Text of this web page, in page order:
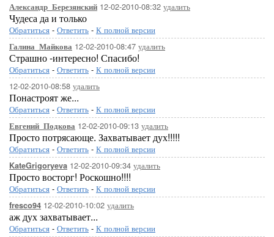
Александр_Березянский 12-02-2010-08:32 удалить
Чудеса да и только
Обратиться - Ответить - К полной версии
Галина_Майкова 12-02-2010-08:47 удалить
Страшно -интересно! Спасибо!
Обратиться - Ответить - К полной версии
12-02-2010-08:58 удалить
Понастроят же...
Обратиться - Ответить - К полной версии
Евгений_Подкова 12-02-2010-09:13 удалить
Просто потрясающе. Захватывает дух!!!!!
Обратиться - Ответить - К полной версии
KateGrigoryeva 12-02-2010-09:34 удалить
Просто восторг! Роскошно!!!!
Обратиться - Ответить - К полной версии
fresco94 12-02-2010-10:02 удалить
аж дух захватывает...
Обратиться - Ответить - К полной версии